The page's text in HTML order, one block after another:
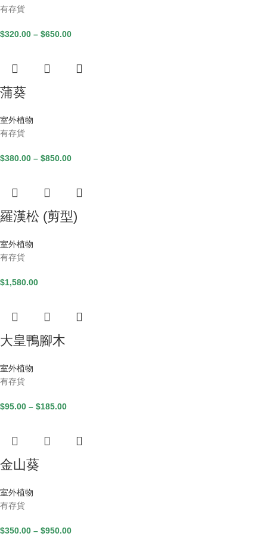
有存貨
$320.00 – $650.00
蒲葵
室外植物
有存貨
$380.00 – $850.00
羅漢松 (剪型)
室外植物
有存貨
$1,580.00
大皇鴨腳木
室外植物
有存貨
$95.00 – $185.00
金山葵
室外植物
有存貨
$350.00 – $950.00